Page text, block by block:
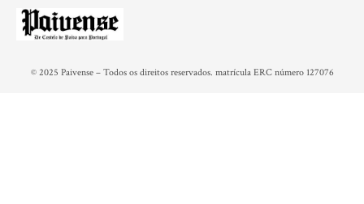
© 2025 Paivense – Todos os direitos reservados. matrícula ERC número 127076